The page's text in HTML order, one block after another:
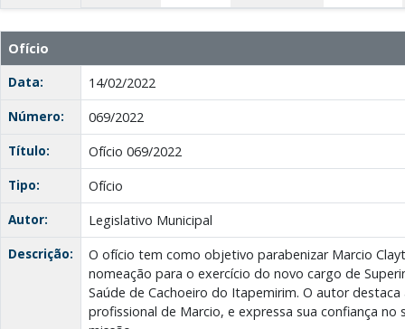
Ofício
Data:
14/02/2022
Número:
069/2022
Título:
Ofício 069/2022
Tipo:
Ofício
Autor:
Legislativo Municipal
Descrição:
O ofício tem como objetivo parabenizar Marcio
nomeação para o exercício do novo cargo de
Saúde de Cachoeiro do Itapemirim. O autor
profissional de Marcio, e expressa sua confiança no